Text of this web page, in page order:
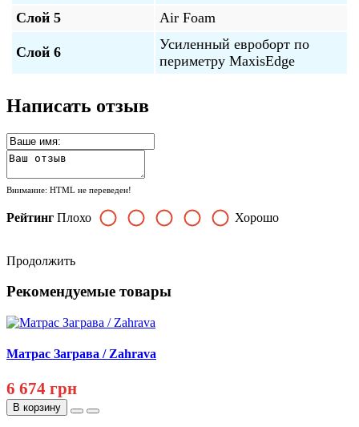
Слой 5
Air Foam
Слой 6
Усиленный евроборт по
периметру MaxisEdge
Написать отзыв
Внимание: HTML не переведен!
Рейтинг Плохо Хорошо
Продолжить
Рекомендуемые товары
Матрас Заграва / Zahrava
6 674 грн
В корзину